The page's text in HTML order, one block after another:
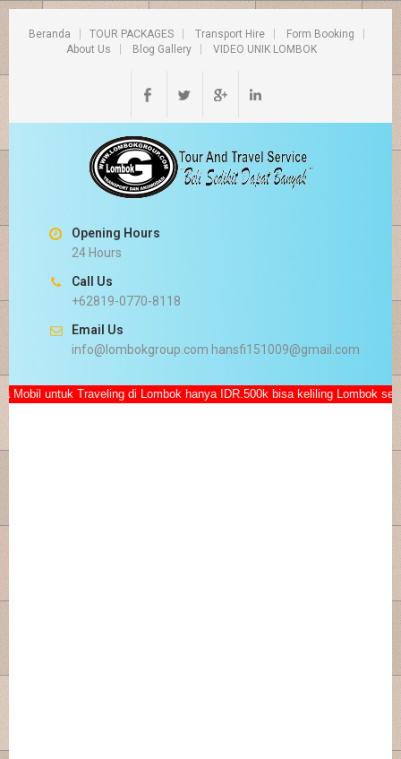
Beranda TOUR PACKAGES Transport Hire
Form Booking
About Us
Blog Gallery VIDEO UNIK LOMBOK
Opening Hours
24 Hours
Call Us
+62819-0770-8118
Email Us
info@lombokgroup.com hansfi151009@gmail.com
Traveling di Lombok hanya IDR.500k bisa keliling Lombok seharian